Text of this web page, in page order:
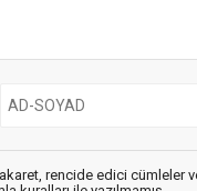
rencide edici cümleler